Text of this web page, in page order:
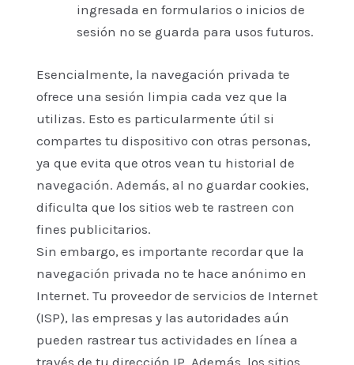
ingresada en formularios o inicios de
sesión no se guarda para usos futuros.
Esencialmente, la navegación privada te
ofrece una sesión limpia cada vez que la
utilizas. Esto es particularmente útil si
compartes tu dispositivo con otras personas,
ya que evita que otros vean tu historial de
navegación. Además, al no guardar cookies,
dificulta que los sitios web te rastreen con
fines publicitarios.
Sin embargo, es importante recordar que la
navegación privada no te hace anónimo en
Internet. Tu proveedor de servicios de Internet
(ISP), las empresas y las autoridades aún
pueden rastrear tus actividades en línea a
través de tu dirección IP. Además, los sitios